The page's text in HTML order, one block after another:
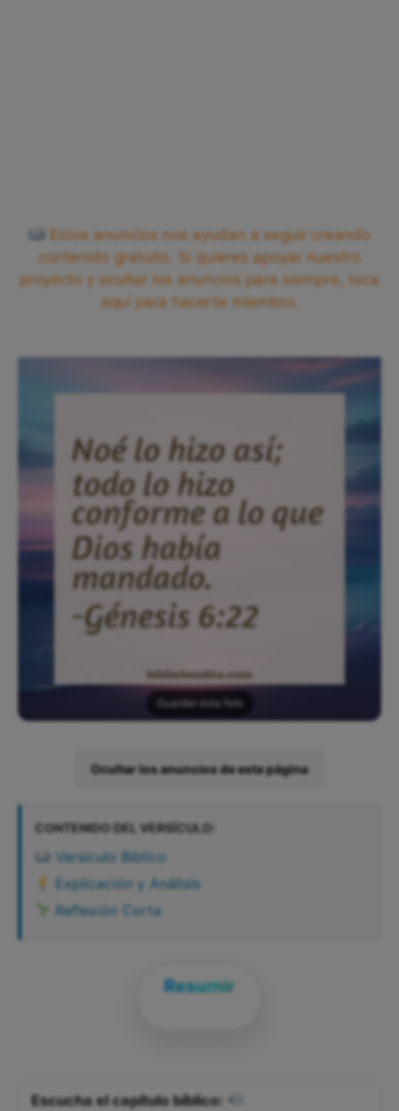
Estos anuncios nos ayudan a seguir creando
contenido gratuito. Si quieres apoyar nuestro
proyecto y ocultar los anuncios para siempre, toca
aquí para hacerte miembro.
Guardar esta foto
Ocultar los anuncios de esta página
CONTENIDO DEL VERSÍCULO:
Versículo Bíblico
Explicación y Análisis
Reflexión Corta
Resumir
Escucha el capítulo bíblico: